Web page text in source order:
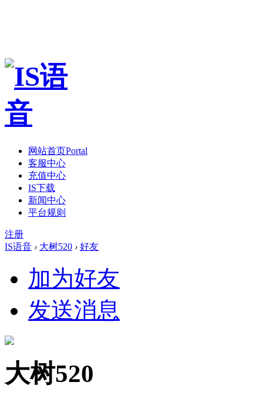
网站首页Portal
客服中心
充值中心
IS下载
新闻中心
平台规则
注册
IS语音 › 大树520 › 好友
加为好友
发送消息
大树520